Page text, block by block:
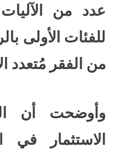
عدد من
للفئات الأولى
من الفقر مُتعدد
وأوضحت أن
الاستثمار في